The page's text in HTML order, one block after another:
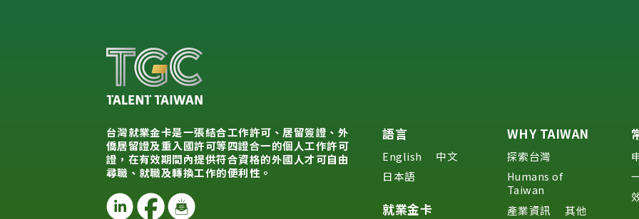
台灣就業金卡是一張結合工作許可、居留簽證、外
僑居留證及重入國許可等四證合一的個人工作許可
證，在有效期間內提供符合資格的外國人才可自由
尋職、就職及轉換工作的便利性。
語言
English
中文
日本語
就業金卡
WHY TAIWAN
探索台灣
Humans of
Taiwan
產業資訊
其他